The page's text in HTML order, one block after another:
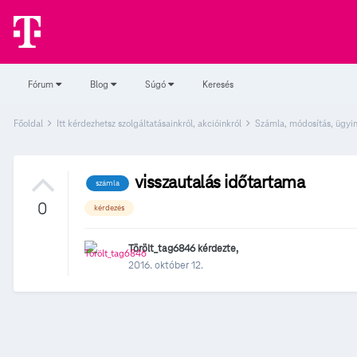
Fórum Blog Súgó Keresés
Főoldal Itt kérdezhetsz szolgáltatásainkról, akcióinkról Számla, módosítás,
0
számla visszautalás időtartama
kérdezés
Törölt_tag6846kérdezte,
2016. október 12.